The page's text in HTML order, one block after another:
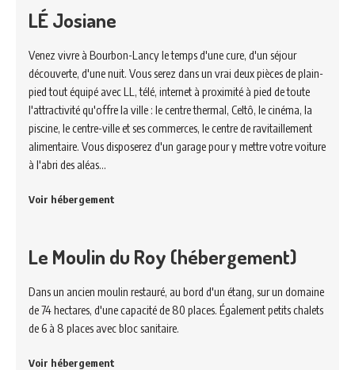
LÉ Josiane
Venez vivre à Bourbon-Lancy le temps d'une cure, d'un séjour
découverte, d'une nuit. Vous serez dans un vrai deux pièces de plain-
pied tout équipé avec LL, télé, internet à proximité à pied de toute
l'attractivité qu'offre la ville : le centre thermal, Celtô, le cinéma, la
piscine, le centre-ville et ses commerces, le centre de ravitaillement
alimentaire. Vous disposerez d'un garage pour y mettre votre voiture
à l'abri des aléas…
Voir hébergement
Le Moulin du Roy (hébergement)
Dans un ancien moulin restauré, au bord d'un étang, sur un domaine
de 74 hectares, d'une capacité de 80 places. Également petits chalets
de 6 à 8 places avec bloc sanitaire.
Voir hébergement